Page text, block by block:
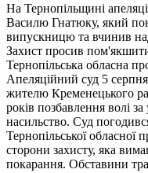
На Тернопільщині
Василю Гнатюку, який
випускницю та вчинив
Захист просив
Тернопільська обласна
Апеляційний суд 5
жителю Кременецького
років позбавлення волі
насильство. Суд
Тернопільської обласної
сторони захисту, яка
покарання. Обставини